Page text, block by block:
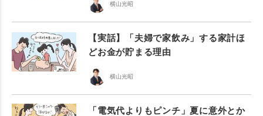
横山光昭
【実話】「夫婦で家飲み」する家計ほ
どお金が貯まる理由
横山光昭
「電気代よりもピンチ」夏に意外とか